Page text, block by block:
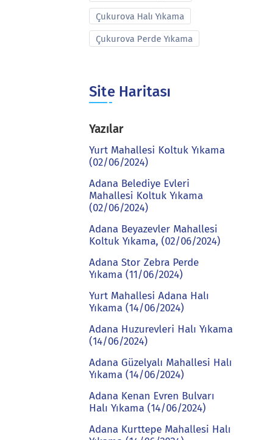
Çukurova Halı Yıkama
Çukurova Perde Yıkama
Site Haritası
Yazılar
Yurt Mahallesi Koltuk Yıkama
(02/06/2024)
Adana Belediye Evleri
Mahallesi Koltuk Yıkama
(02/06/2024)
Adana Beyazevler Mahallesi
Koltuk Yıkama, (02/06/2024)
Adana Stor Zebra Perde
Yıkama (11/06/2024)
Yurt Mahallesi Adana Halı
Yıkama (14/06/2024)
Adana Huzurevleri Halı Yıkama
(14/06/2024)
Adana Güzelyalı Mahallesi Halı
Yıkama (14/06/2024)
Adana Kenan Evren Bulvarı
Halı Yıkama (14/06/2024)
Adana Kurttepe Mahallesi Halı